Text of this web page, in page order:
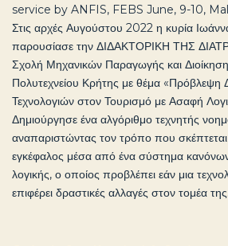
service by ANFIS, FEBS June, 9-10,
Στις αρχές Αυγούστου 2022 η κυρία
παρουσίασε την ΔΙΔΑΚΤΟΡΙΚΗ ΤΗΣ
Σχολή Μηχανικών Παραγωγής και
Πολυτεχνείου Κρήτης με θέμα «Πρόβλεψη
Τεχνολογιών στον Τουρισμό με Ασαφή
Δημιούργησε ένα αλγόριθμο τεχνητής
αναπαριστώντας τον τρόπο που
εγκέφαλος μέσα από ένα σύστημα
λογικής, ο οποίος προβλέπει εάν μια
επιφέρει δραστικές αλλαγές στον τομέα της.